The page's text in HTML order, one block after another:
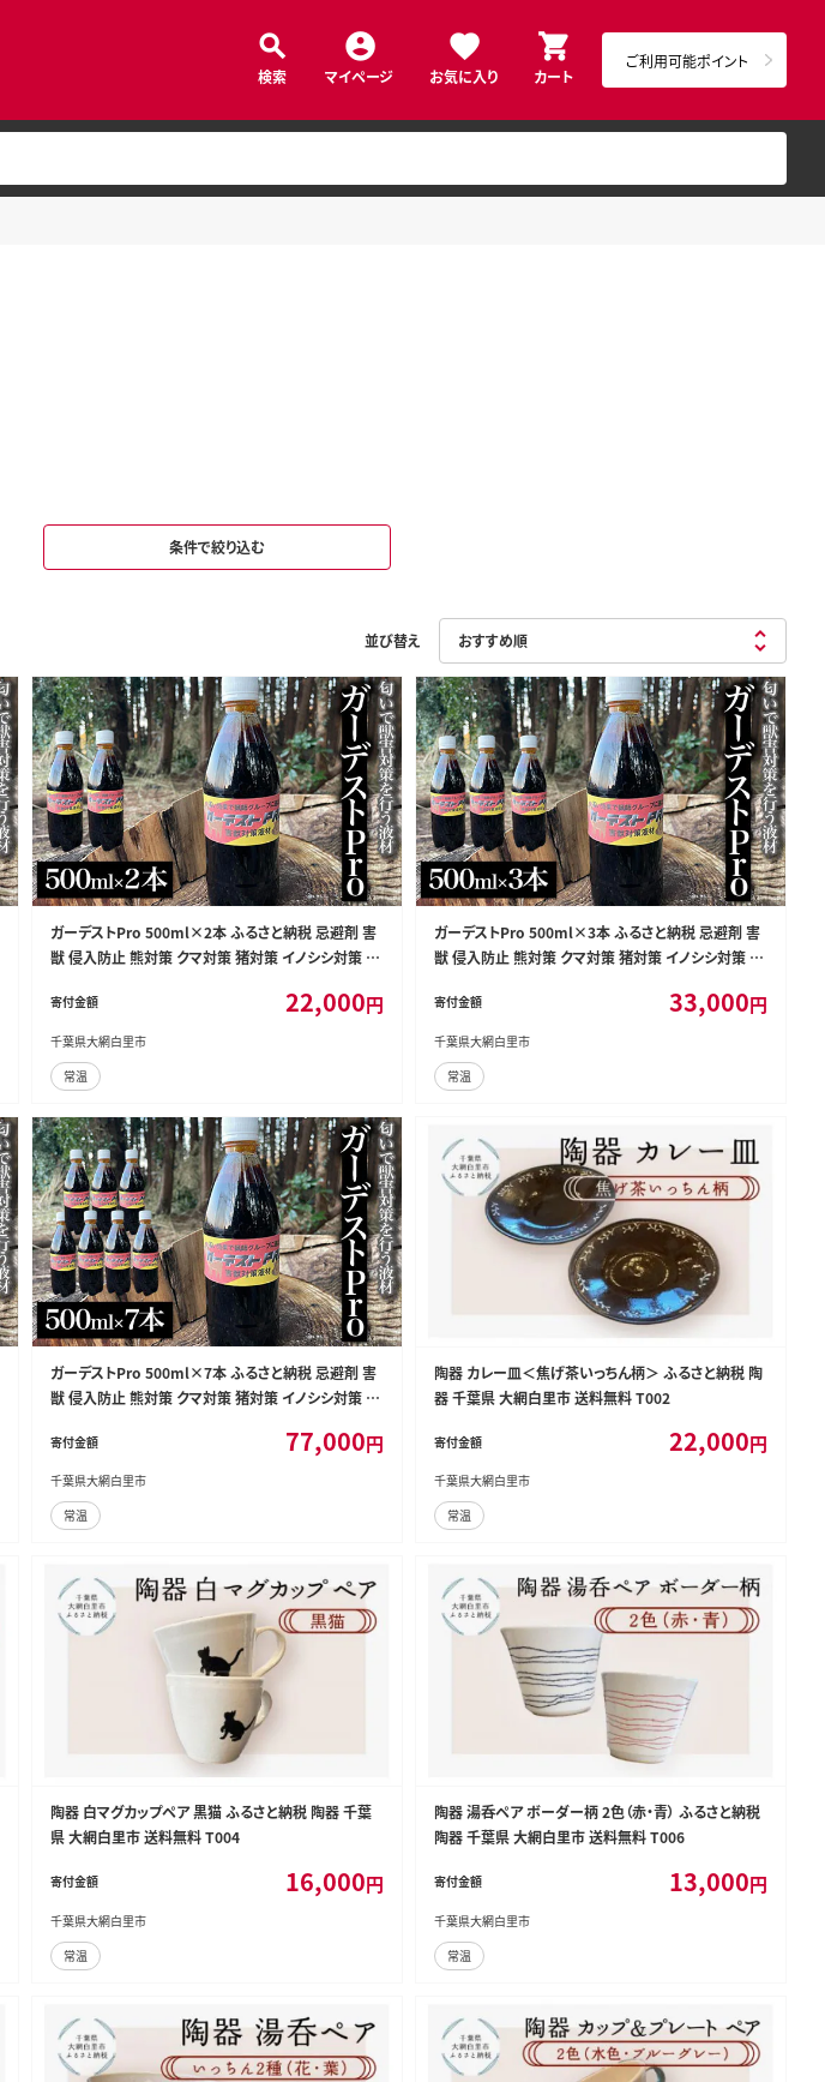
検索 マイページ お気に入り カート
ご利用可能ポイント
条件で絞り込む
並び替え
ガーデストPro 500ml×2本 ふるさと納税 忌避剤 害
獣 侵入防止 熊対策 クマ対策 猪対策 イノシシ対策 シ
大網白里市 送料無料 AK002
寄付金額 22,000円
千葉県大網白里市
常温
ガーデストPro 500ml×3本 ふるさと納税 忌避剤 害
獣 侵入防止 熊対策 クマ対策 猪対策 イノシシ対策 シ
大網白里市 送料無料 AK003
寄付金額 33,000円
千葉県大網白里市
常温
ガーデストPro 500ml×7本 ふるさと納税 忌避剤 害
獣 侵入防止 熊対策 クマ対策 猪対策 イノシシ対策 シ
大網白里市 送料無料 AK005
寄付金額 77,000円
千葉県大網白里市
常温
陶器 カレー皿＜焦げ茶いっちん柄＞ ふるさと納税 陶
器 千葉県 大網白里市 送料無料 T002
寄付金額 22,000円
千葉県大網白里市
常温
陶器 白マグカップペア 黒猫 ふるさと納税 陶器 千葉
県 大網白里市 送料無料 T004
寄付金額 16,000円
千葉県大網白里市
常温
陶器 湯呑ペア ボーダー柄 2色（赤・青） ふるさと納税
陶器 千葉県 大網白里市 送料無料 T006
寄付金額 13,000円
千葉県大網白里市
常温